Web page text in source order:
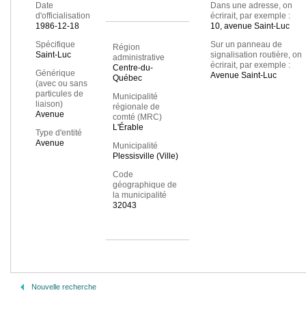
Date
d'officialisation
1986-12-18
Spécifique
Saint-Luc
Générique
(avec ou sans
particules de
liaison)
Avenue
Type d'entité
Avenue
Région
administrative
Centre-du-
Québec
Municipalité
régionale de
comté (MRC)
L'Érable
Municipalité
Plessisville (Ville)
Code
géographique de
la municipalité
32043
Dans une adresse, on
écrirait, par exemple :
10, avenue Saint-Luc
Sur un panneau de
signalisation routière, on
écrirait, par exemple :
Avenue Saint-Luc
Nouvelle recherche